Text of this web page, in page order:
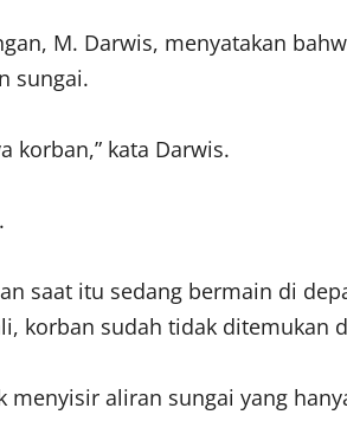
M. Darwis, menyatakan
sungai.
korban,” kata Darwis.
saat itu sedang bermain di
korban sudah tidak ditemukan
aliran sungai yang